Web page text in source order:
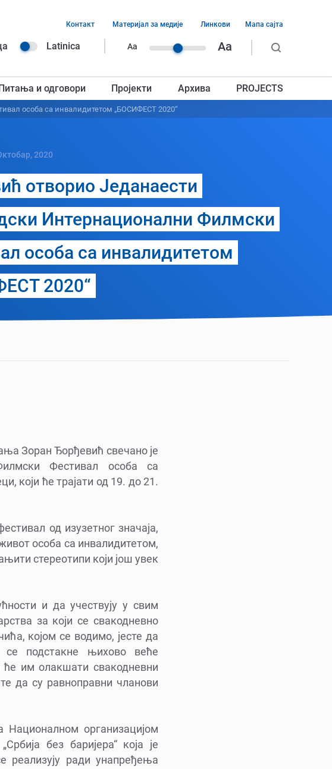
Latinica Aa Aa
заглавља
Контакт Материјал за медије Линкови Мапа сајта
и одговори Пројекти Архива PROJECTS
особа са инвалидитетом „БОСИФЕСТ 2020“
2020
отворио Једанаести
Интернационални Филмски
особа са инвалидитетом
2020“
Зоран Ђорђевић свечано је
Фестивал особа са
који ће трајати од 19. до 21.
од изузетног значаја,
особа са инвалидитетом,
стереотипи који још увек
и да учествују у свим
за који се свакодневно
којом се водимо, јесте да
се подстакне њихово веће
им олакшати свакодневни
да су равноправни чланови
организацијом
без баријера“ која је
реализују ради унапређења